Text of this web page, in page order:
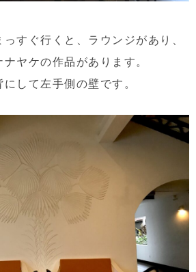
すぐ行くと、ラウンジがあり、
ヤケの作品があります。
して左手側の壁です。